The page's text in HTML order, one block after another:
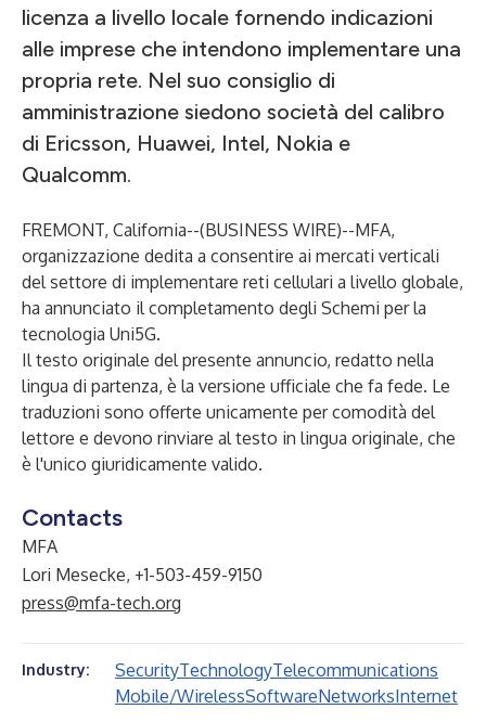
licenza a livello locale fornendo indicazioni
alle imprese che intendono implementare una
propria rete. Nel suo consiglio di
amministrazione siedono società del calibro
di Ericsson, Huawei, Intel, Nokia e
Qualcomm.
FREMONT, California--(BUSINESS WIRE)--MFA,
organizzazione dedita a consentire ai mercati verticali
del settore di implementare reti cellulari a livello globale,
ha annunciato il completamento degli Schemi per la
tecnologia Uni5G.
Il testo originale del presente annuncio, redatto nella
lingua di partenza, è la versione ufficiale che fa fede. Le
traduzioni sono offerte unicamente per comodità del
lettore e devono rinviare al testo in lingua originale, che
è l'unico giuridicamente valido.
Contacts
MFA
Lori Mesecke, +1-503-459-9150
press@mfa-tech.org
Industry: SecurityTechnologyTelecommunications
Mobile/WirelessSoftwareNetworksInternet